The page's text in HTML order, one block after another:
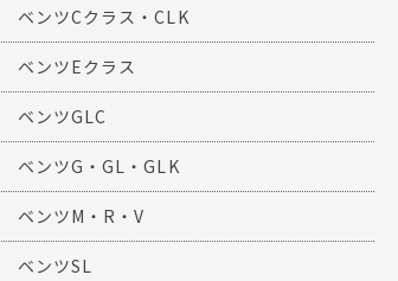
ベンツCクラス・CLK
ベンツEクラス
ベンツGLC
ベンツG・GL・GLK
ベンツM・R・V
ベンツSL